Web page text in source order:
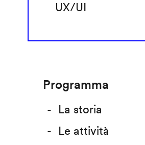
UX/UI
Programma
La storia
Le attività